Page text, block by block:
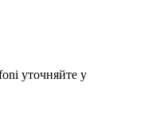
уточняйте у